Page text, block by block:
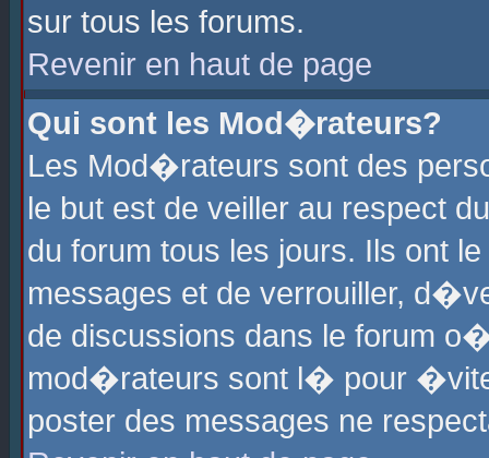
sur tous les forums.
Revenir en haut de page
Qui sont les Mod�rateurs?
Les Mod�rateurs sont des
le but est de veiller au respect
du forum tous les jours. Ils ont
messages et de verrouiller,
de discussions dans le forum
mod�rateurs sont l� pour
poster des messages ne